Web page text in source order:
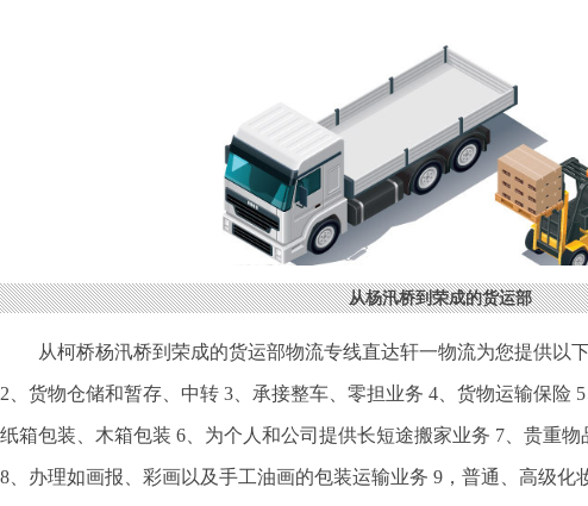
从杨汛桥到荣成的货运部
从柯桥杨汛桥到荣成的货运部物流专线直达轩一物流为您提供以
2、货物仓储和暂存、中转 3、承接整车、零担业务 4、货物运输保险
纸箱包装、木箱包装 6、为个人和公司提供长短途搬家业务 7、贵重
8、办理如画报、彩画以及手工油画的包装运输业务 9，普通、高级化